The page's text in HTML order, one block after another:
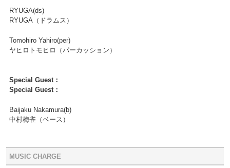
RYUGA(ds)
RYUGA（ドラムス）
Tomohiro Yahiro(per)
ヤヒロトモヒロ（パーカッション）
Special Guest：
Special Guest：
Baijaku Nakamura(b)
中村梅雀（ベース）
MUSIC CHARGE